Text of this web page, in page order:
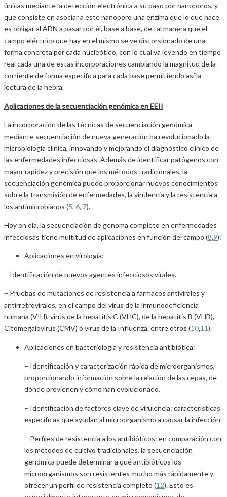
únicas mediante la detección electrónica a su paso por nanoporos, y
que consiste en asociar a este nanoporo una enzima que lo que hace
es obligar al ADN a pasar por él, base a base, de tal manera que el
campo eléctrico que hay en el mismo se ve distorsionado de una
forma concreta por cada nucleótido, con lo cual va leyendo en tiempo
real cada una de estas incorporaciones cambiando la magnitud de la
corriente de forma especifica para cada base permitiendo así la
lectura de la hebra.
Aplicaciones de la secuenciación genómica en EEII
La incorporación de las técnicas de secuenciación genómica
mediante secuenciación de nueva generación ha revolucionado la
microbiología clínica, innovando y mejorando el diagnóstico clínico de
las enfermedades infecciosas. Además de identificar patógenos con
mayor rapidez y precisión que los métodos tradicionales, la
secuenciación genómica puede proporcionar nuevos conocimientos
sobre la transmisión de enfermedades, la virulencia y la resistencia a
los antimicrobianos (5, 6, 7).
Hoy en día, la secuenciación de genoma completo en enfermedades
infecciosas tiene multitud de aplicaciones en función del campo (8,9):
Aplicaciones en virología:
– Identificación de nuevos agentes infecciosos virales.
– Pruebas de mutaciones de resistencia a fármacos antivirales y
antirretrovirales, en el campo del virus de la inmunodeficiencia
humana (VIH), virus de la hepatitis C (VHC), de la hepatitis B (VHB),
Citomegalovirus (CMV) o virus de la Influenza, entre otros (10,11).
Aplicaciones en bacteriología y resistencia antibiótica:
– Identificación y caracterización rápida de microorganismos,
proporcionando información sobre la relación de las cepas, de
dónde provienen y cómo han evolucionado.
– Identificación de factores clave de virulencia: características
específicas que ayudan al microorganismo a causar la infección.
– Perfiles de resistencia a los antibióticos: en comparación con
los métodos de cultivo tradicionales, la secuenciación
genómica puede determinar a qué antibióticos los
microorganismos son resistentes mucho más rápidamente y
ofrecer un perfil de resistencia completo (12). Esto es